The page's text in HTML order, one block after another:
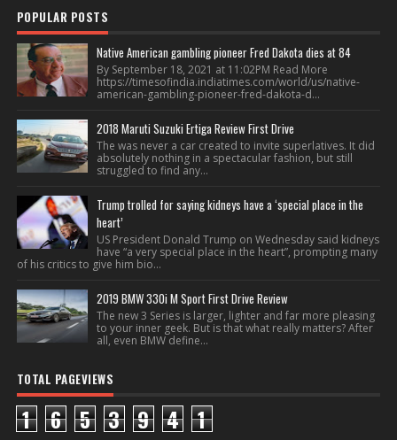
POPULAR POSTS
Native American gambling pioneer Fred Dakota dies at 84
By September 18, 2021 at 11:02PM Read More
https://timesofindia.indiatimes.com/world/us/native-
american-gambling-pioneer-fred-dakota-d...
2018 Maruti Suzuki Ertiga Review First Drive
The was never a car created to invite superlatives. It did
absolutely nothing in a spectacular fashion, but still
struggled to find any...
Trump trolled for saying kidneys have a ‘special place in the
heart’
US President Donald Trump on Wednesday said kidneys
have “a very special place in the heart”, prompting many
of his critics to give him bio...
2019 BMW 330i M Sport First Drive Review
The new 3 Series is larger, lighter and far more pleasing
to your inner geek. But is that what really matters? After
all, even BMW define...
TOTAL PAGEVIEWS
1 6 5 3 9 4 1